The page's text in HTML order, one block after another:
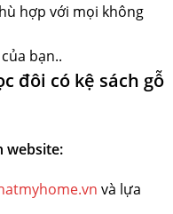
hợp với mọi không
bạn..
đôi có kệ sách gỗ
website:
và lựa